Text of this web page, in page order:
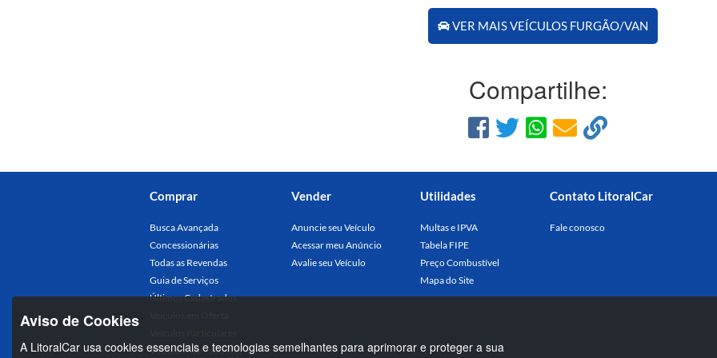
VER MAIS VEÍCULOS FURGÃO/VAN
Compartilhe:
Comprar
Busca Avançada
Concessionárias
Todas as Revendas
Guia de Serviços
Últimos Cadastrados
Veículos Marcados (0)
Vender
Anuncie seu Veículo
Acessar meu Anúncio
Avalie seu Veículo
Utilidades
Multas e IPVA
Tabela FIPE
Preço Combustível
Mapa do Site
Contato LitoralCar
Fale conosco
Aviso de Cookies
A LitoralCar usa cookies essenciais e tecnologias semelhantes para aprimorar e proteger a sua